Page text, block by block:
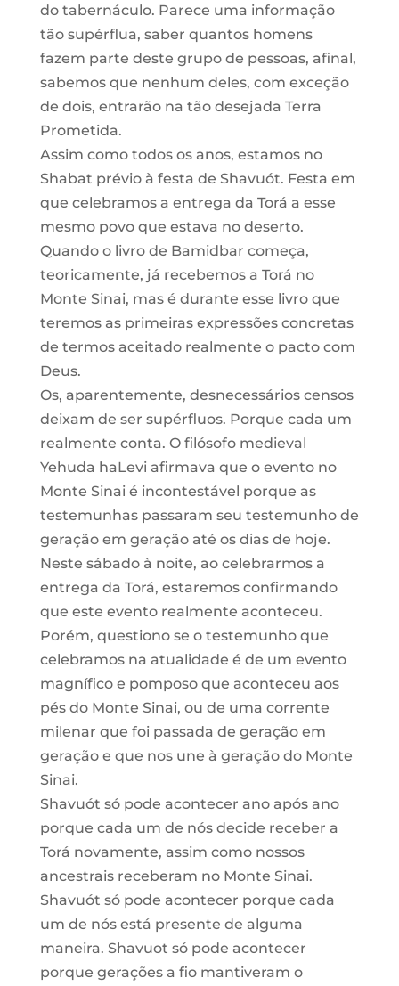
do tabernáculo. Parece uma informação
tão supérflua, saber quantos homens
fazem parte deste grupo de pessoas, afinal,
sabemos que nenhum deles, com exceção
de dois, entrarão na tão desejada Terra
Prometida.
Assim como todos os anos, estamos no
Shabat prévio à festa de Shavuót. Festa em
que celebramos a entrega da Torá a esse
mesmo povo que estava no deserto.
Quando o livro de Bamidbar começa,
teoricamente, já recebemos a Torá no
Monte Sinai, mas é durante esse livro que
teremos as primeiras expressões concretas
de termos aceitado realmente o pacto com
Deus.
Os, aparentemente, desnecessários censos
deixam de ser supérfluos. Porque cada um
realmente conta. O filósofo medieval
Yehuda haLevi afirmava que o evento no
Monte Sinai é incontestável porque as
testemunhas passaram seu testemunho de
geração em geração até os dias de hoje.
Neste sábado à noite, ao celebrarmos a
entrega da Torá, estaremos confirmando
que este evento realmente aconteceu.
Porém, questiono se o testemunho que
celebramos na atualidade é de um evento
magnífico e pomposo que aconteceu aos
pés do Monte Sinai, ou de uma corrente
milenar que foi passada de geração em
geração e que nos une à geração do Monte
Sinai.
Shavuót só pode acontecer ano após ano
porque cada um de nós decide receber a
Torá novamente, assim como nossos
ancestrais receberam no Monte Sinai.
Shavuót só pode acontecer porque cada
um de nós está presente de alguma
maneira. Shavuot só pode acontecer
porque gerações a fio mantiveram o